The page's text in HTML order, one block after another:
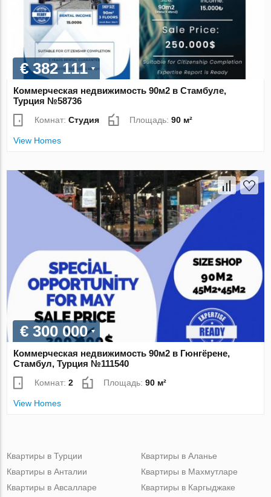
€ 382 111
Коммерческая недвижимость 90м2 в Стамбуле,
Турция №58736
Комнат:Студия Площадь:90 м²
View Homes
€ 300 000
Коммерческая недвижимость 90м2 в Гюнгёрене,
Стамбул, Турция №111540
Комнат:2 Площадь:90 м²
View Homes
Квартиры в Турции
Квартиры в Анталии
Квартиры в Авсалларе
Квартиры в Аланье
Квартиры в Махмутларе
Квартиры в Каргыджаке